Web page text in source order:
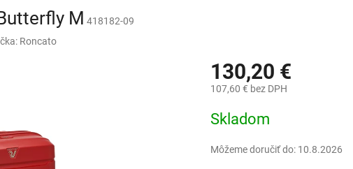
M 418182-09
Roncato
130,20 €
107,60 € bez DPH
cena:
Skladom
Môžeme doručiť do: 10.8.2026